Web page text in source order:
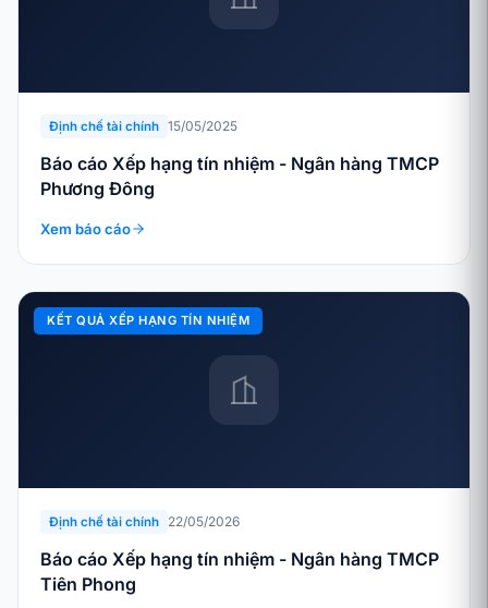
Định chế tài chính 15/05/2025
Báo cáo Xếp hạng tín nhiệm - Ngân hàng TMCP
Phương Đông
Xem báo cáo
KẾT QUẢ XẾP HẠNG TÍN NHIỆM
Định chế tài chính 22/05/2026
Báo cáo Xếp hạng tín nhiệm - Ngân hàng TMCP
Tiên Phong